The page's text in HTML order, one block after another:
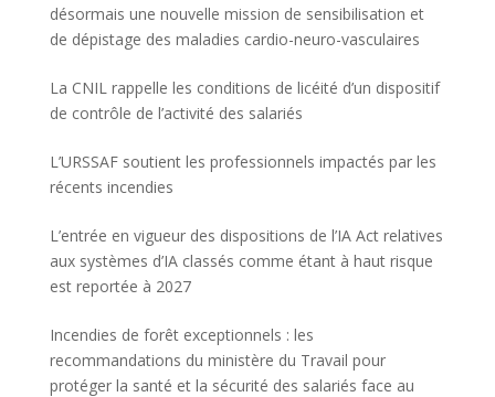
désormais une nouvelle mission de sensibilisation et
de dépistage des maladies cardio-neuro-vasculaires
La CNIL rappelle les conditions de licéité d’un dispositif
de contrôle de l’activité des salariés
L’URSSAF soutient les professionnels impactés par les
récents incendies
L’entrée en vigueur des dispositions de l’IA Act relatives
aux systèmes d’IA classés comme étant à haut risque
est reportée à 2027
Incendies de forêt exceptionnels : les
recommandations du ministère du Travail pour
protéger la santé et la sécurité des salariés face au